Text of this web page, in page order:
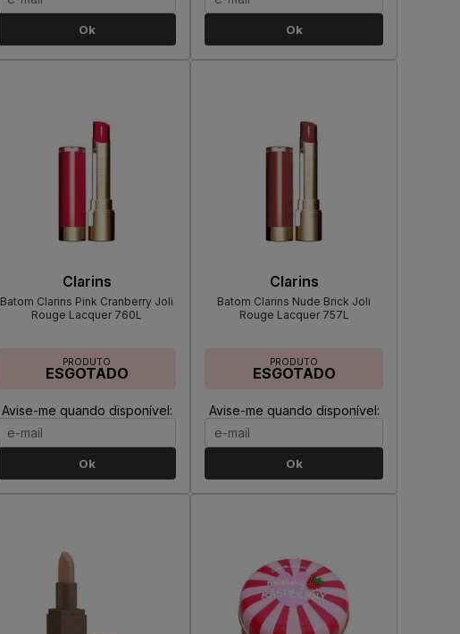
Ok Ok
Clarins
Batom Clarins Pink Cranberry Joli
Rouge Lacquer 760L
PRODUTO
ESGOTADO
Avise-me quando disponível:
Ok
Clarins
Batom Clarins Nude Brick Joli
Rouge Lacquer 757L
PRODUTO
ESGOTADO
Avise-me quando disponível:
Ok